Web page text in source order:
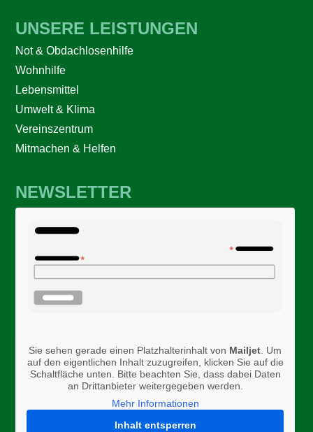
UNSERE LEISTUNGEN
Not & Obdachlosenhilfe
Wohnhilfe
Lebensmittel
Umwelt & Klima
Vereinszentrum
Mitmachen & Helfen
NEWSLETTER
Sie sehen gerade einen Platzhalterinhalt von Mailjet . Um
auf den eigentlichen Inhalt zuzugreifen, klicken Sie auf die
Schaltfläche unten. Bitte beachten Sie, dass dabei Daten
an Drittanbieter weitergegeben werden.
Mehr Informationen
Inhalt entsperren